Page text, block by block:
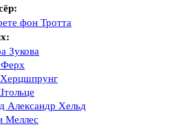
фон Тротта
Зукова
Александр Хельд
Меллес